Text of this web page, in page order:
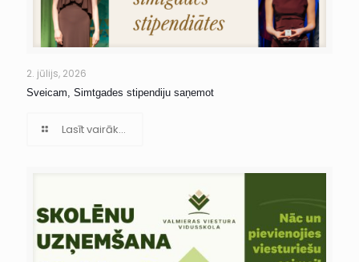
2. jūlijs, 2026
Sveicam, Simtgades stipendiju saņemot
Lasīt vairāk...